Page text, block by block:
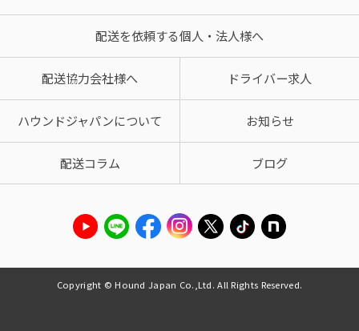
配送を依頼する個人・法人様へ
配送協力会社様へ ドライバー求人
ハウンドジャパンについて お知らせ
配送コラム ブログ
Copyright © Hound Japan Co.,Ltd. All Rights Reserved.